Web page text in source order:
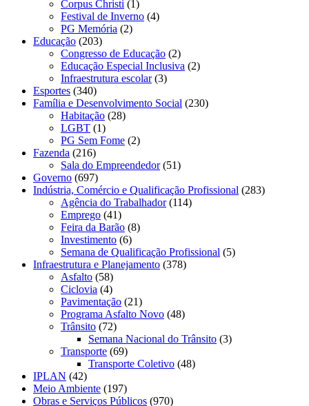
Corpus Christi (1)
Festival de Inverno (4)
PG Memória (2)
Educação (203)
Congresso de Educação (2)
Educação Especial Inclusiva (2)
Infraestrutura escolar(3)
Esportes (340)
Família e Desenvolvimento Social (230)
Habitação (28)
LGBT (1)
PG Sem Fome (2)
Fazenda (216)
Sala do Empreendedor(51)
Governo (697)
Indústria, Comércio e Qualificação Profissional (283)
Agência do Trabalhador(114)
Emprego (41)
Feira da Barão (8)
Investimento (6)
Semana de Qualificação Profissional (5)
Infraestrutura e Planejamento (378)
Asfalto (58)
Ciclovia (4)
Pavimentação (21)
Programa Asfalto Novo (48)
Trânsito (72)
Semana Nacional do Trânsito (3)
Transporte (69)
Transporte Coletivo (48)
IPLAN (42)
Meio Ambiente (197)
Obras e Serviços Públicos (970)